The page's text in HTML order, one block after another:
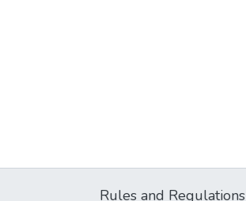
Rules and Regulations